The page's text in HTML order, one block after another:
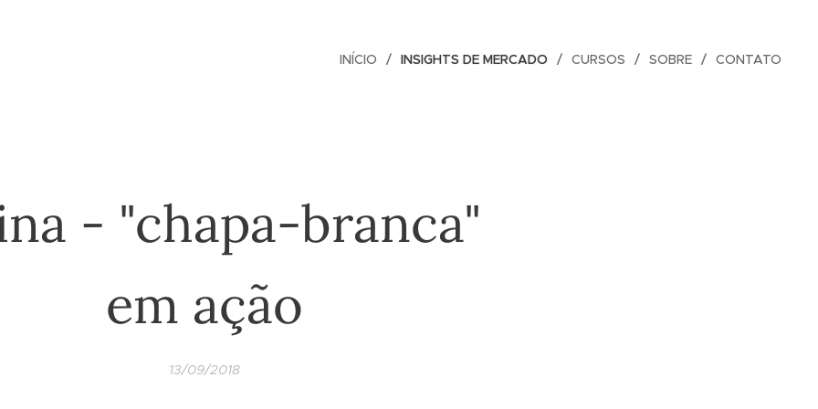
INÍCIO INSIGHTS DE MERCADO CURSOS SOBRE CONTATO
- "chapa-branca"
em ação
13/09/2018